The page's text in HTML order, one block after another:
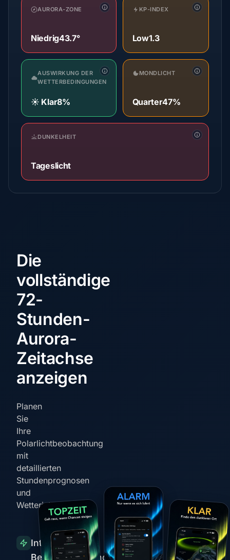
AURORA-ZONE
Niedrig43.7°
KP-INDEX
Low1.3
AUSWIRKUNG DER
WETTERBEDINGUNGEN
☀️ Klar8%
MONDLICHT
Quarter47%
DUNKELHEIT
Tageslicht
Die
vollständige
72-
Stunden-
Aurora-
Zeitachse
anzeigen
Planen
Sie
Ihre
Polarlichtbeobachtung
mit
detaillierten
Stundenprognosen
und
Wetterintegration
Intelligente
Benachrichtigungen